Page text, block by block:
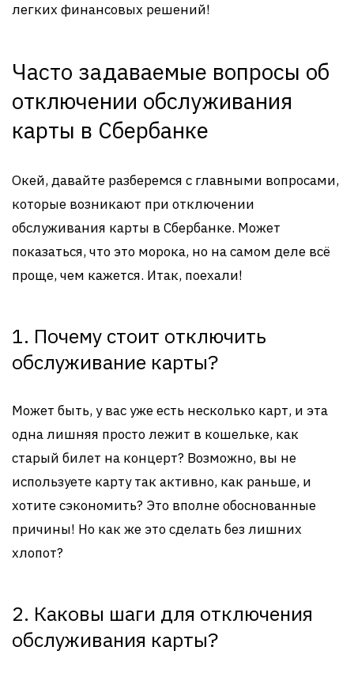
легких финансовых решений!
Часто задаваемые вопросы об
отключении обслуживания
карты в Сбербанке
Окей, давайте разберемся с главными вопросами,
которые возникают при отключении
обслуживания карты в Сбербанке. Может
показаться, что это морока, но на самом деле всё
проще, чем кажется. Итак, поехали!
1. Почему стоит отключить
обслуживание карты?
Может быть, у вас уже есть несколько карт, и эта
одна лишняя просто лежит в кошельке, как
старый билет на концерт? Возможно, вы не
используете карту так активно, как раньше, и
хотите сэкономить? Это вполне обоснованные
причины! Но как же это сделать без лишних
хлопот?
2. Каковы шаги для отключения
обслуживания карты?